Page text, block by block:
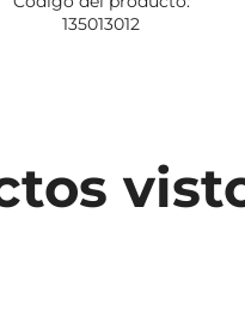
135013012